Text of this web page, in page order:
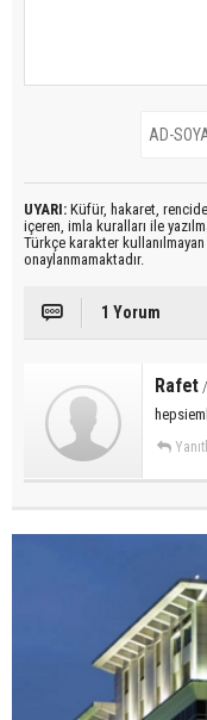
UYARI: Küfür, hakaret,
içeren, imla kuralları ile
Türkçe karakter
onaylanmamaktadır.
1 Yorum
Rafet